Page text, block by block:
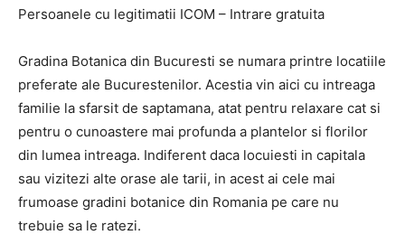
Persoanele cu legitimatii ICOM – Intrare gratuita
Gradina Botanica din Bucuresti se numara printre locatiile
preferate ale Bucurestenilor. Acestia vin aici cu intreaga
familie la sfarsit de saptamana, atat pentru relaxare cat si
pentru o cunoastere mai profunda a plantelor si florilor
din lumea intreaga. Indiferent daca locuiesti in capitala
sau vizitezi alte orase ale tarii, in acest ai cele mai
frumoase gradini botanice din Romania pe care nu
trebuie sa le ratezi.